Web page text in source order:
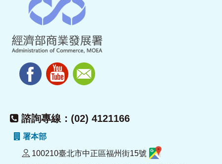
諮詢專線：(02) 4121166
署本部
100210臺北市中正區福州街15號